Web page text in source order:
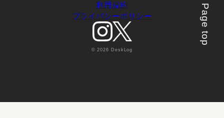
利用規約
プライバシーポリシー
© 2026 DeskLog
Page top